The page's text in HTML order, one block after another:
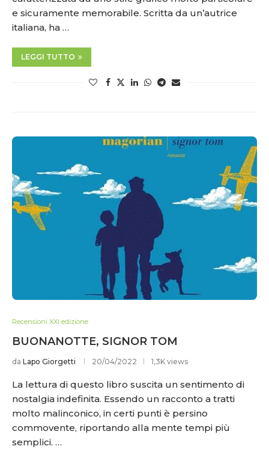
e sicuramente memorabile. Scritta da un’autrice
italiana, ha …
LEGGI TUTTO
Recensioni XXI edizione
BUONANOTTE, SIGNOR TOM
da Lapo Giorgetti 20/04/2022 1,3K views
La lettura di questo libro suscita un sentimento di
nostalgia indefinita. Essendo un racconto a tratti
molto malinconico, in certi punti è persino
commovente, riportando alla mente tempi più
semplici. …